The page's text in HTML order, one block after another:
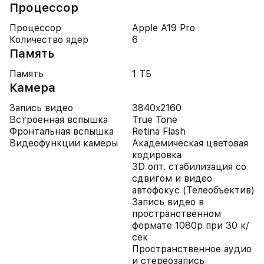
Процессор
Процессор
Apple A19 Pro
Количество ядер
6
Память
Память 1 ТБ
Камера
Запись видео
3840x2160
Встроенная вспышка
True Tone
Фронтальная вспышка
Retina Flash
Видеофункции камеры
Академическая цветовая
кодировка
3D опт. стабилизация со
сдвигом и видео
автофокус (Телеобъектив)
Запись видео в
пространственном
формате 1080p при 30 к/
сек
Пространственное аудио
и стереозапись